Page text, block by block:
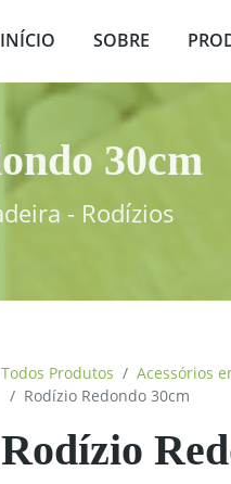
INÍCIO SOBRE
30cm
- Rodízios
Todos Produtos
Acessórios
Rodízio Redondo 30cm
Rodízio